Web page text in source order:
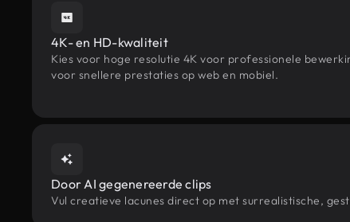
4K- en HD-kwaliteit
Kies voor hoge resolutie 4K voor professionele
voor snellere prestaties op web en mobiel.
Door AI gegenereerde clips
Vul creatieve lacunes direct op met surrealistische,